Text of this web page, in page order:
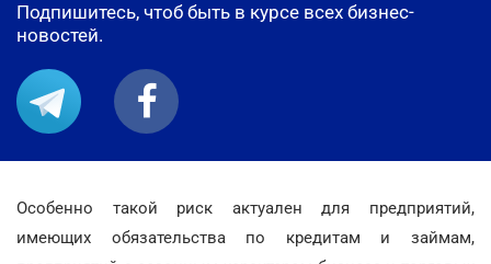
Подпишитесь, чтоб быть в курсе всех бизнес-
новостей.
Особенно такой риск актуален для предприятий,
имеющих обязательства по кредитам и займам,